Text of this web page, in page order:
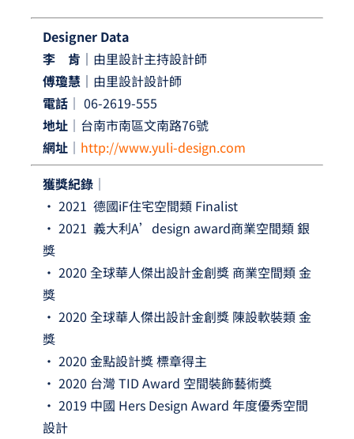
Designer Data
李 肯｜ 由里設計主持設計師
傅瓊慧｜ 由里設計設計師
電話│ 06-2619-555
地址│台南市南區文南路76號
網址│ http://www.yuli-design.com
獲獎紀錄│
• 2021 德國iF住宅空間類 Finalist
• 2021 義大利A’design award商業空間類 銀
獎
• 2020 全球華人傑出設計金創獎 商業空間類 金
獎
• 2020 全球華人傑出設計金創獎 陳設軟裝類 金
獎
• 2020 金點設計獎 標章得主
• 2020 台灣 TID Award 空間裝飾藝術獎
• 2019 中國 Hers Design Award 年度優秀空間
設計